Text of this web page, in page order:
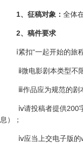
1、征稿对象： 全体
2、稿件要求
ⅰ紧扣“一起开始的旅程
ⅱ微电影剧本类型不限
ⅲ作品应为规范的剧本
ⅳ请投稿者提供200字左
息）；
ⅳ应当上交电子版的